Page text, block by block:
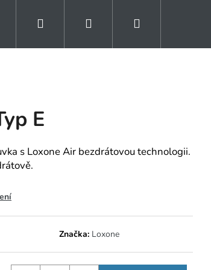
Kontakty Naše reference
Přihlášení
E
s Loxone Air bezdrátovou technologii.
Značka: Loxone